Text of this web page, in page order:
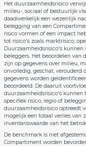
Het duurzaamheidsrisico
milieu-, sociaal of bestuurlijk
daadwerkelijk een wezenlijk
belegging van een
risico vormen of een impact
tot risico's zoals marktrisico,
Duurzaamheidsrisico's
beleggers. Het beoordelen van
zijn op gegevens over milieu,
onvolledig, geschat, verouderd
gegevens worden
beoordeeld. De daaruit
duurzaamheidsrisico's kunnen
specifiek risico, regio of
duurzaamheidsrisico optreedt
mogelijk een totaal verlies van
inventariswaarde van het
De benchmark is niet
Compartiment worden